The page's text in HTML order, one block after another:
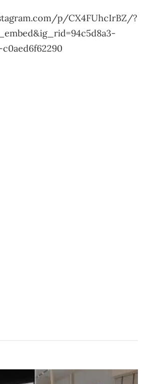
p/CX4FUhcIrBZ/?
c0aed6f62290